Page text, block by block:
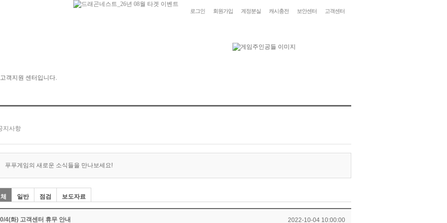
로그인 회원가입 계정분실 캐시충전 보안센터 고객센터
푸푸게임의 새로운 소식들을 만나보세요!
일반 점검 보도자료
4(화) 고객센터 휴무 안내 2022-10-04 10:00:00